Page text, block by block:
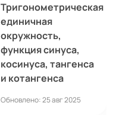
Тригонометрическая
единичная
окружность,
функция синуса,
косинуса, тангенса
и котангенса
Обновлено: 25 авг 2025